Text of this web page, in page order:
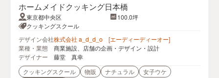
ホームメイドクッキング日本橋
東京都中央区
100.0坪
クッキングスクール
デザイン会社株式会社 a_d_d_o [エーディーディーオー]
業種・業態
商業施設、店舗の企画・デザイン・設計
デザイナー
藤堂 真幸
クッキングスクール
物販 ナチュラル
女子ウケ